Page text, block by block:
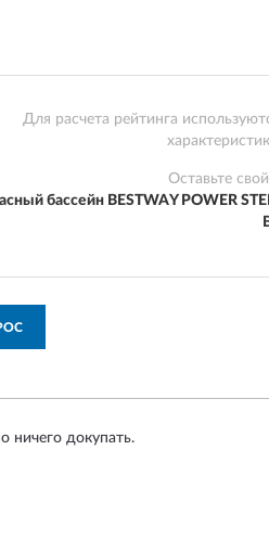
Для расчета рейтинга
Оставьте
бассейн BESTWAY POWER
ничего докупать.